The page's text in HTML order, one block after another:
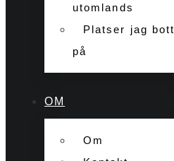
utomlands
Platser jag bott
på
OM
Om